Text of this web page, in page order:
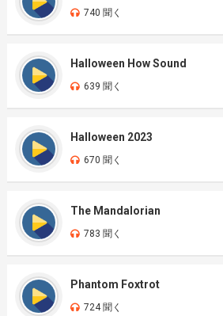
740 聞く
Halloween How Sound
639 聞く
Halloween 2023
670 聞く
The Mandalorian
783 聞く
Phantom Foxtrot
724 聞く